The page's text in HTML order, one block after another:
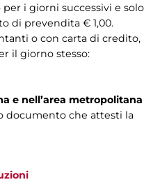
i giorni successivi e solo
di prevendita € 1,00.
o con carta di credito,
il giorno stesso:
e nell’area metropolitana
documento che attesti la